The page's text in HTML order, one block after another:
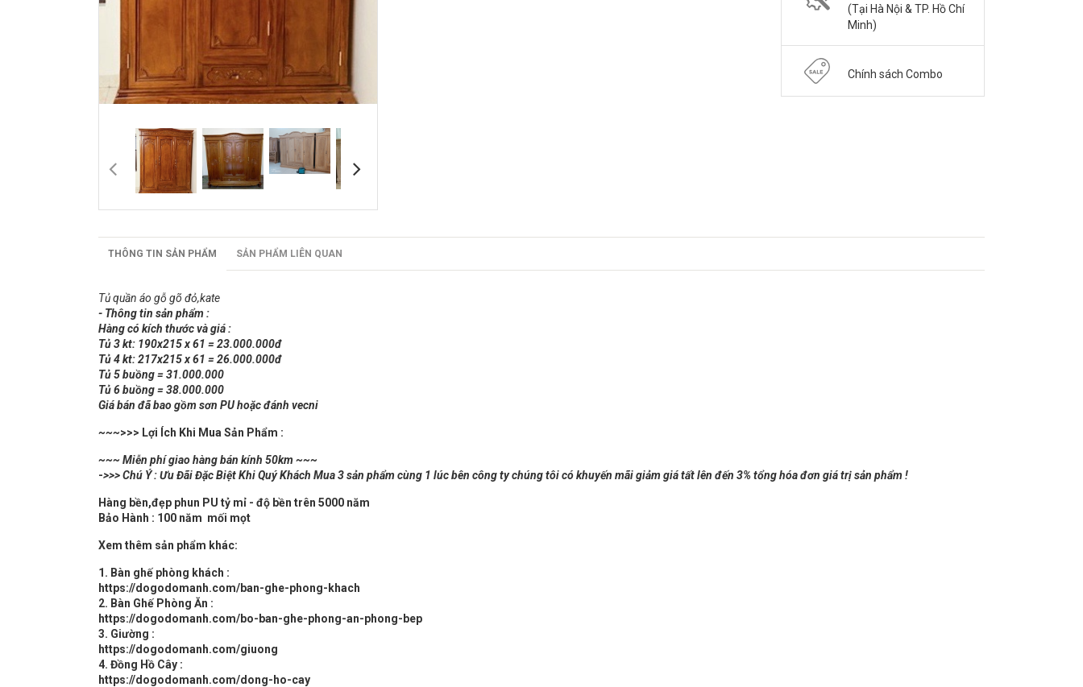
(Tại Hà Nội & TP. Hồ Chí
Minh)
Chính sách Combo
THÔNG TIN SẢN PHẨM SẢN PHẨM LIÊN QUAN
Tủ quần áo gỗ gõ đỏ,kate
- Thông tin sản phẩm :
Hàng có kích thước và giá :
Tủ 3 kt: 190x215 x 61 = 23.000.000đ
Tủ 4 kt: 217x215 x 61 = 26.000.000đ
Tủ 5 buồng = 31.000.000
Tủ 6 buồng = 38.000.000
Giá bán đã bao gồm sơn PU hoặc đánh vecni
~~~>>> Lợi Ích Khi Mua Sản Phẩm :
~~~ Miễn phí giao hàng bán kính 50km ~~~
->>> Chú Ý : Ưu Đãi Đặc Biệt Khi Quý Khách Mua 3 sản phẩm cùng 1 lúc bên công ty chúng tôi có khuyến mãi giảm giá tất lên đến 3% tổng hóa đơn giá trị sản phẩm !
Hàng bền,đẹp phun PU tỷ mỉ - độ bền trên 5000 năm
Bảo Hành : 100 năm mối mọt
Xem thêm sản phẩm khác:
1. Bàn ghế phòng khách :
https://dogodomanh.com/ban-ghe-phong-khach
2. Bàn Ghế Phòng Ăn :
https://dogodomanh.com/bo-ban-ghe-phong-an-phong-bep
3. Giường :
https://dogodomanh.com/giuong
4. Đồng Hồ Cây :
https://dogodomanh.com/dong-ho-cay